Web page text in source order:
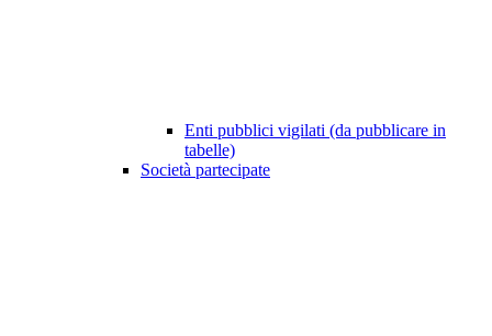
Enti pubblici vigilati (da pubblicare in
tabelle)
Società partecipate